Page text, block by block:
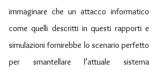
immaginare che un attacco informatico
come quelli descritti in questi rapporti e
simulazioni fornirebbe lo scenario perfetto
per smantellare l’attuale sistema